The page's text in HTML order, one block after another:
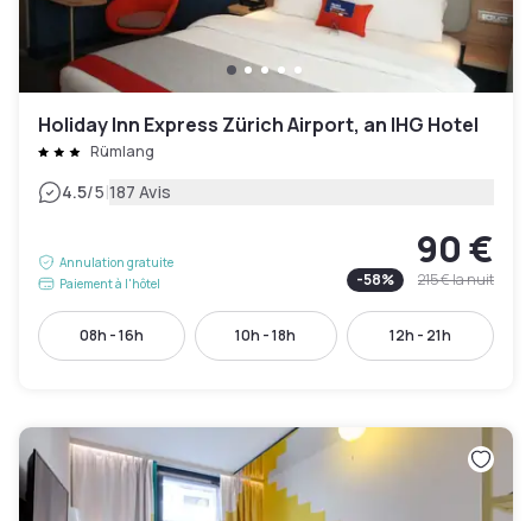
Holiday Inn Express Zürich Airport, an IHG Hotel
Rümlang
4.5/5|187 Avis
Annulation gratuite
Paiement à l'hôtel
90 €
-58% 215 €la nuit
08h - 16h 10h - 18h 12h - 21h